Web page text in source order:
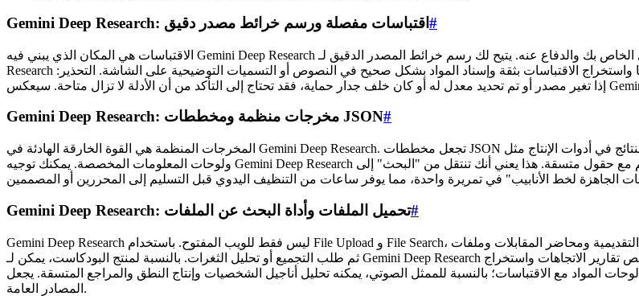
Gemini Deep Research: اقتباسات مفصلة ورسم خرائط مصدر دقيق #
الاقتباسات هي المكان الذي يبني فيه Gemini Deep Research الثقة. يمكن ربط كل ادعاء بمصدر، مما يسهل التحقق من المحتوى الخاص بك والدفاع عنه. يتيح لك رسم خرائط المصدر الدقيق لـ Gemini Deep
Research تدقيق المنطق الكامن وراء الاستنتاج. من الناحية العملية، يمكن للمبدعين النقر فوقها واستخراج الاقتباسات بثقة وإسناد المواد بشكل صحيح في النصوص أو التسميات التوضيحية على الشاشة. التحذير:
Gemini Deep Research: مخرجات منظمة ومخططات JSON#
المخرجات المنظمة هي القوة الخارقة الهادئة في Gemini Deep Research. تجعل مخططات JSON من السهل تحليل النتائج في أدوات الإنتاج مثل Notion و Airtable و Google Sheets وتطبيقات إدارة المشاريع
ولوحات المعلومات المخصصة. يمكنك توجيه Gemini Deep Research لإخراج مجموعات من الحلقات أو المشاهد أو اللقطات أو الأدوار أو مراجع التصميم مع حقول متسقة. هذا يعني أنك تنتقل من "البحث" إلى
Gemini Deep Research: تحميل الملفات وأداة البحث عن الملفات#
Gemini Deep Research ليس فقط للويب المفتوح. باستخدام File Upload و File Search، يمكنك تزويده بالنصوص وعروض العروض التقديمية ومحاضر المقابلات وملفات PDF العلمية وإرشادات العلامة التجارية،
ثم طلب التجميع أو تحليل الثغرات. بالنسبة لمنتج البودكاست، يمكن لـ Gemini Deep Research فحص النصوص السابقة لسحب الموضوعات المتكررة؛ بالنسبة للمصمم، يمكنه فحص تقارير الاتجاهات واستخراج
لوحات المواد مع الاقتباسات؛ بالنسبة للممثل الصوتي، يمكنه تحليل أناجيل الشخصيات وإنتاج النطق والمراجع المتسقة. يجعل Gemini Deep Research مجموعتك الخاصة قابلة للبحث والاقتباس جنبًا إلى جنب مع
المصادر العامة.